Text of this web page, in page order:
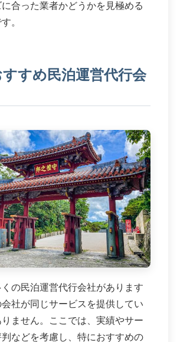
合った業者かどうかを見極める
。
すめ民泊運営代行会
の民泊運営代行会社があります
社が同じサービスを提供してい
ません。ここでは、実績やサー
判などを考慮し、特におすすめの